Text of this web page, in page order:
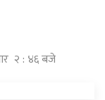
२ : ४६ बजे